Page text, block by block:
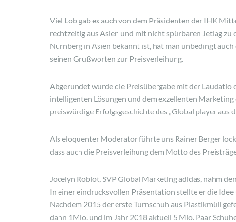
Viel Lob gab es auch von dem Präsidenten der IHK
rechtzeitig aus Asien und mit nicht spürbaren Jetlag
Nürnberg in Asien bekannt ist, hat man unbedingt
seinen Grußworten zur Preisverleihung.
Abgerundet wurde die Preisübergabe mit der Laudatio
intelligenten Lösungen und dem exzellenten
preiswürdige Erfolgsgeschichte des „Global player aus
Als eloquenter Moderator führte uns Rainer Berger
dass auch die Preisverleihung dem Motto des
Jocelyn Robiot, SVP Global Marketing adidas, nahm
In einer eindrucksvollen Präsentation stellte er die
Nachdem 2015 der erste Turnschuh aus Plastikmüll
dann 1Mio. und im Jahr 2018 aktuell 5 Mio. Paar